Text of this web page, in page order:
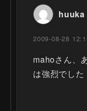
huuka
2009-08-28
mahoさん、
は強烈でした